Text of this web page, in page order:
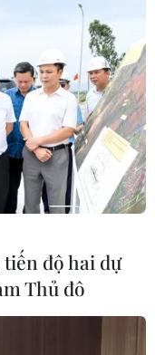
độ hai dự
Thủ đô